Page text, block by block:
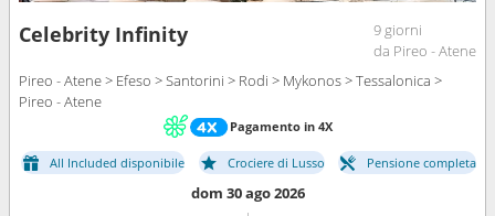
Celebrity Infinity
9 giorni
da Pireo - Atene
Pireo - Atene > Efeso > Santorini > Rodi > Mykonos > Tessalonica >
Pireo - Atene
Pagamento in 4X
All Included disponibile Crociere di Lusso Pensione completa
dom 30 ago 2026